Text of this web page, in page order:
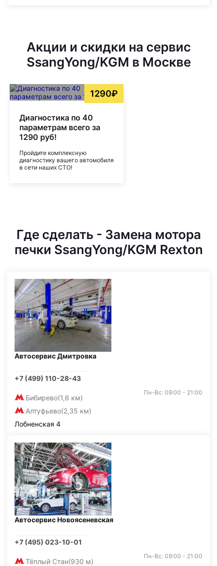
Акции и скидки на сервис
SsangYong/KGM в Москве
1290₽
Диагностика по 40
параметрам всего за
1290 руб!
Пройдите комплексную
диагностику вашего автомобиля
в сети наших СТО!
Где сделать - Замена мотора
печки SsangYong/KGM Rexton
Автосервис Дмитровка
+7 (499) 110-28-43
Бибирево(1,6 км)
Алтуфьево(2,35 км)
Пн-Вс: 09:00 - 21:00
Лобненская 4
Автосервис Новоясеневская
+7 (495) 023-10-01
Тёплый Стан(930 м)
Пн-Вс: 09:00 - 21:00